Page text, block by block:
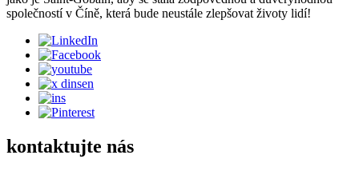
společností v Číně, která bude neustále zlepšovat životy lidí!
kontaktujte nás